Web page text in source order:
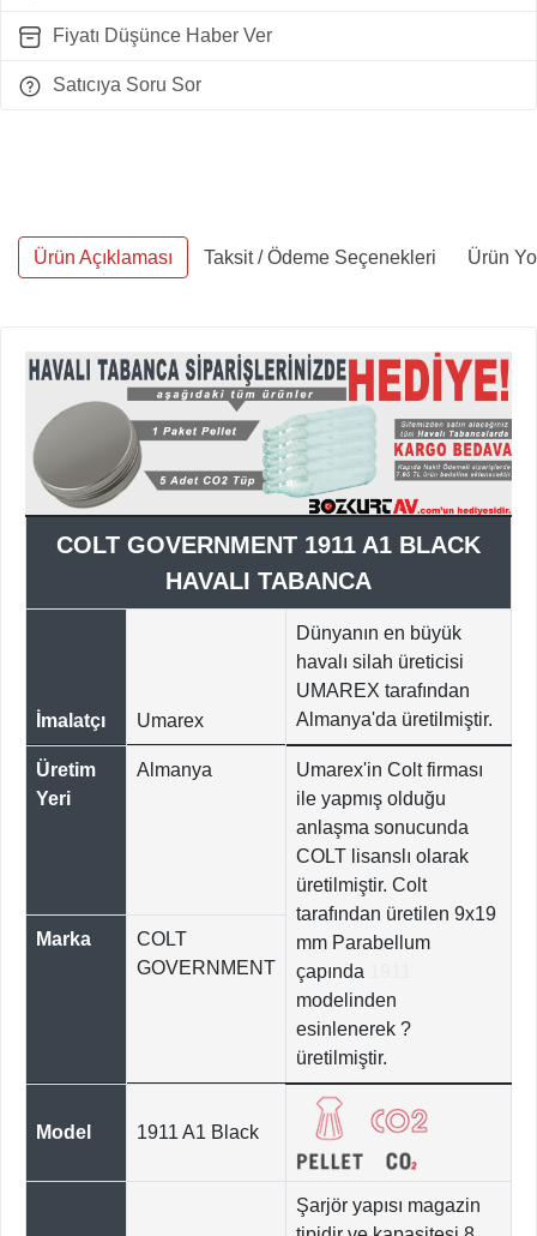
Fiyatı Düşünce Haber Ver
Satıcıya Soru Sor
Ürün Açıklaması Taksit / Ödeme Seçenekleri Ürün
COLT GOVERNMENT 1911 A1 BLACK
HAVALI TABANCA
İmalatçı Umarex
Dünyanın en büyük
havalı silah üreticisi
UMAREX tarafından
Almanya'da üretilmiştir.
Üretim
Yeri
Almanya
Umarex'in Colt firması
ile yapmış olduğu
anlaşma sonucunda
COLT lisanslı olarak
üretilmiştir. Colt
tarafından üretilen 9x19
mm Parabellum
çapında
modelinden
esinlenerek ?
üretilmiştir.
Marka
COLT
GOVERNMENT
Model 1911 A1 Black
Şarjör yapısı magazin